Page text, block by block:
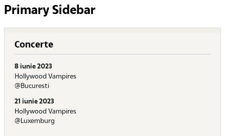
Primary Sidebar
Concerte
8 iunie 2023
Hollywood Vampires
@Bucuresti
21 iunie 2023
Hollywood Vampires
@Luxemburg